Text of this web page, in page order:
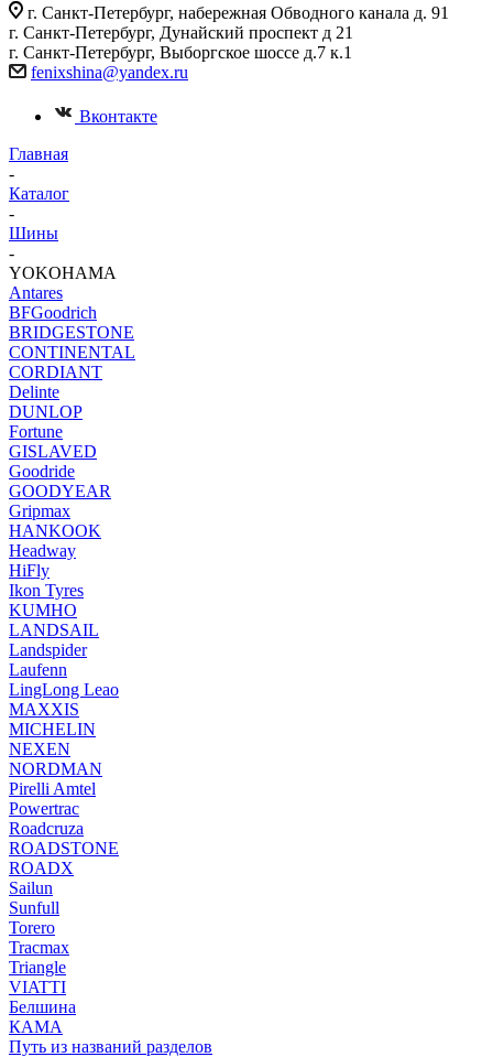
г. Санкт-Петербург, набережная Обводного канала д. 91
г. Санкт-Петербург, Дунайский проспект д 21
г. Санкт-Петербург, Выборгское шоссе д.7 к.1
fenixshina@yandex.ru
Вконтакте
Главная
-
Каталог
-
Шины
-
YOKOHAMA
Antares
BFGoodrich
BRIDGESTONE
CONTINENTAL
CORDIANT
Delinte
DUNLOP
Fortune
GISLAVED
Goodride
GOODYEAR
Gripmax
HANKOOK
Headway
HiFly
Ikon Tyres
KUMHO
LANDSAIL
Landspider
Laufenn
LingLong Leao
MAXXIS
MICHELIN
NEXEN
NORDMAN
Pirelli Amtel
Powertrac
Roadcruza
ROADSTONE
ROADX
Sailun
Sunfull
Torero
Tracmax
Triangle
VIATTI
Белшина
КАМА
Путь из названий разделов